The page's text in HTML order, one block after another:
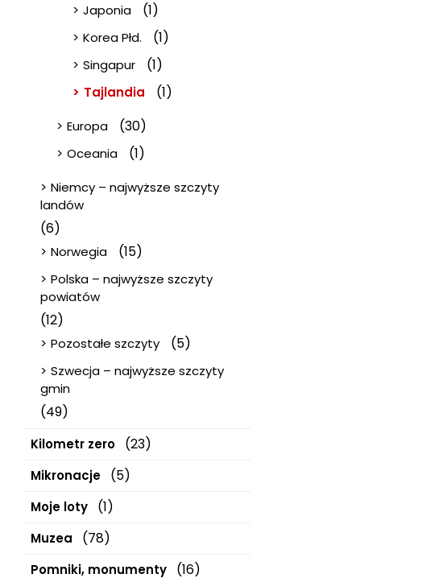
Japonia (1)
Korea Płd. (1)
Singapur (1)
Tajlandia (1)
Europa (30)
Oceania (1)
Niemcy – najwyższe szczyty
landów
(6)
Norwegia (15)
Polska – najwyższe szczyty
powiatów
(12)
Pozostałe szczyty (5)
Szwecja – najwyższe szczyty
gmin
(49)
Kilometr zero (23)
Mikronacje (5)
Moje loty (1)
Muzea (78)
Pomniki, monumenty (16)